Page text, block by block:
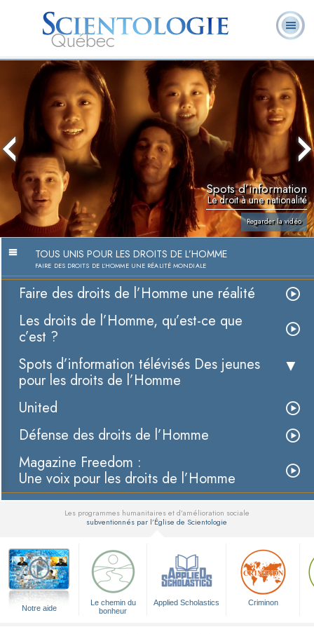
Québec
L. Ron Hubbard
Qu’est-ce que la
Scientologie ?
Ministres
volontaires
Foire aux
questions
Livres
Spots d’information
Le droit à une nationalité
Regarder la vidéo
TOUS UNIS POUR LES DROITS DE L’HOMME
FAIRE DES DROITS DE L’HOMME UNE RÉALITÉ MONDIALE
Faire des droits de l’Homme une réalité
Les droits de l’Homme, qu’est-ce que
c’est ?
Spots d’information télévisés Des jeunes
pour les droits de l’Homme
United
Défense des droits de l’Homme
Magazine Freedom :
Une voix pour les droits de l’Homme
Les programmes humanitaires et d’amélioration sociale
subventionnés par l’Église de Scientologie
Notre aide
Le chemin du
bonheur
Applied Scholastics Criminon